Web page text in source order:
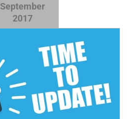
September
2017